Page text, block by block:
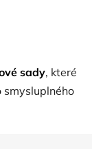
sady, které
smysluplného